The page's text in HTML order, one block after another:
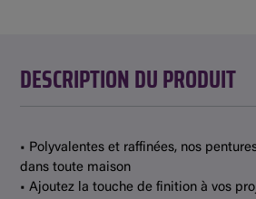
DESCRIPTION DU PRODUIT
• Polyvalentes et raffinées, nos
dans toute maison
• Ajoutez la touche de finition à vos